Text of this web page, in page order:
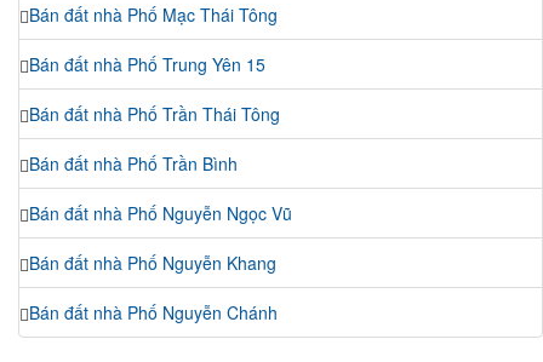
Bán đất nhà Phố Mạc Thái Tông
Bán đất nhà Phố Trung Yên 15
Bán đất nhà Phố Trần Thái Tông
Bán đất nhà Phố Trần Bình
Bán đất nhà Phố Nguyễn Ngọc Vũ
Bán đất nhà Phố Nguyễn Khang
Bán đất nhà Phố Nguyễn Chánh